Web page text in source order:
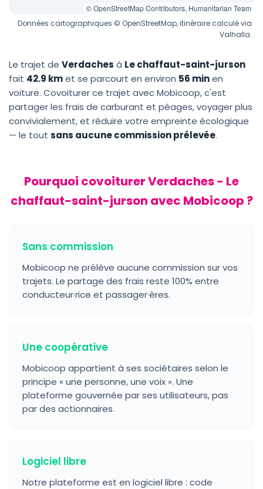
© OpenStreetMap Contributors, Humanitarian Team
Données cartographiques © OpenStreetMap, itinéraire calculé via
Valhalla.
Le trajet de Verdaches à Le chaffaut-saint-jurson
fait 42.9 kmet se parcourt en environ 56 minen
voiture. Covoiturer ce trajet avec Mobicoop, c'est
partager les frais de carburant et péages, voyager plus
convivialement, et réduire votre empreinte écologique
— le tout sans aucune commission prélevée.
Pourquoi covoiturer Verdaches - Le
chaffaut-saint-jurson avec Mobicoop ?
Sans commission
Mobicoop ne prélève aucune commission sur vos
trajets. Le partage des frais reste 100% entre
conducteur·rice et passager·ères.
Une coopérative
Mobicoop appartient à ses sociétaires selon le
principe « une personne, une voix ». Une
plateforme gouvernée par ses utilisateurs, pas
par des actionnaires.
Logiciel libre
Notre plateforme est en logiciel libre : code